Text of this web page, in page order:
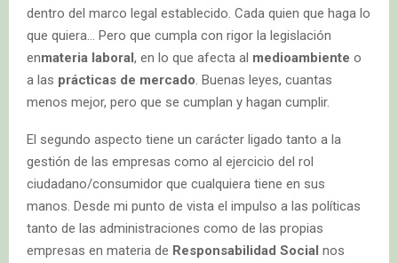
dentro del marco legal establecido. Cada quien que haga lo
que quiera… Pero que cumpla con rigor la legislación
enmateria laboral, en lo que afecta al medioambiente o
a las prácticas de mercado . Buenas leyes, cuantas
menos mejor, pero que se cumplan y hagan cumplir.
El segundo aspecto tiene un carácter ligado tanto a la
gestión de las empresas como al ejercicio del rol
ciudadano/consumidor que cualquiera tiene en sus
manos. Desde mi punto de vista el impulso a las políticas
tanto de las administraciones como de las propias
empresas en materia de Responsabilidad Social nos